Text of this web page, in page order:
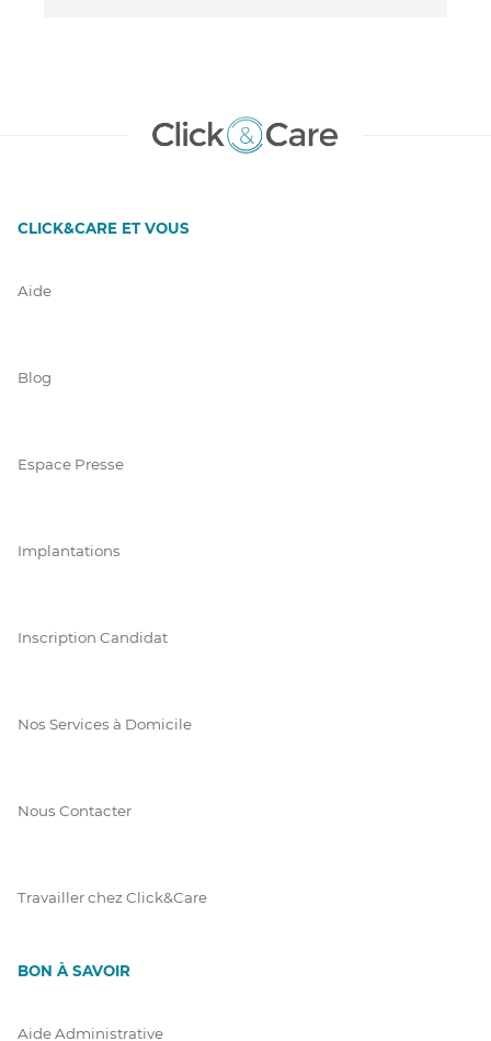
CLICK&CARE ET VOUS
Aide
Blog
Espace Presse
Implantations
Inscription Candidat
Nos Services à Domicile
Nous Contacter
Travailler chez Click&Care
BON À SAVOIR
Aide Administrative